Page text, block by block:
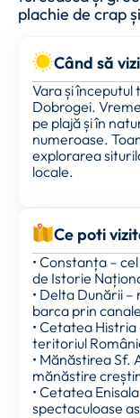
plachie de crap
Când să
Vara și
Dobrogei.
pe plajă și în
numeroase.
explorarea
locale.
Ce poti
• Constanța –
de Istorie
• Delta Dunării
barca prin
• Cetatea
teritoriul
• Mănăstirea Sf.
mănăstire
• Cetatea
spectaculoase